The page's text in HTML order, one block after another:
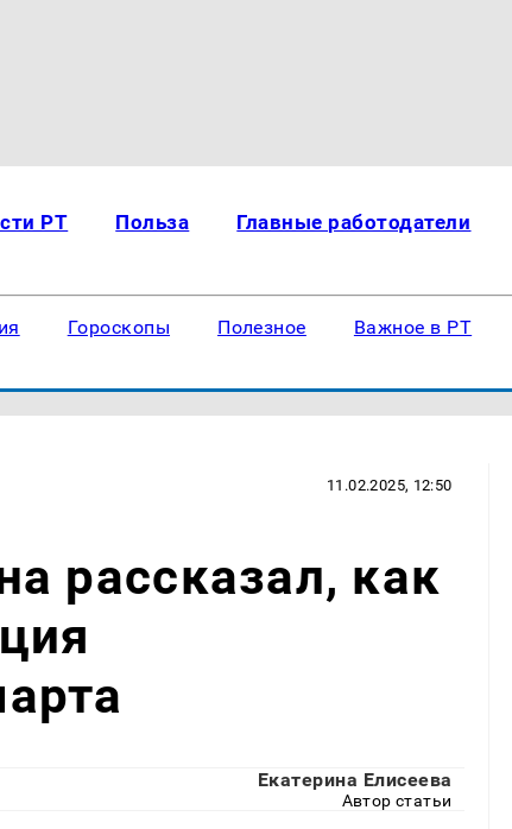
РТ Польза Главные работодатели
Гороскопы Полезное Важное в РТ
11.02.2025, 12:50
рассказал, как
Екатерина Елисеева
Автор статьи